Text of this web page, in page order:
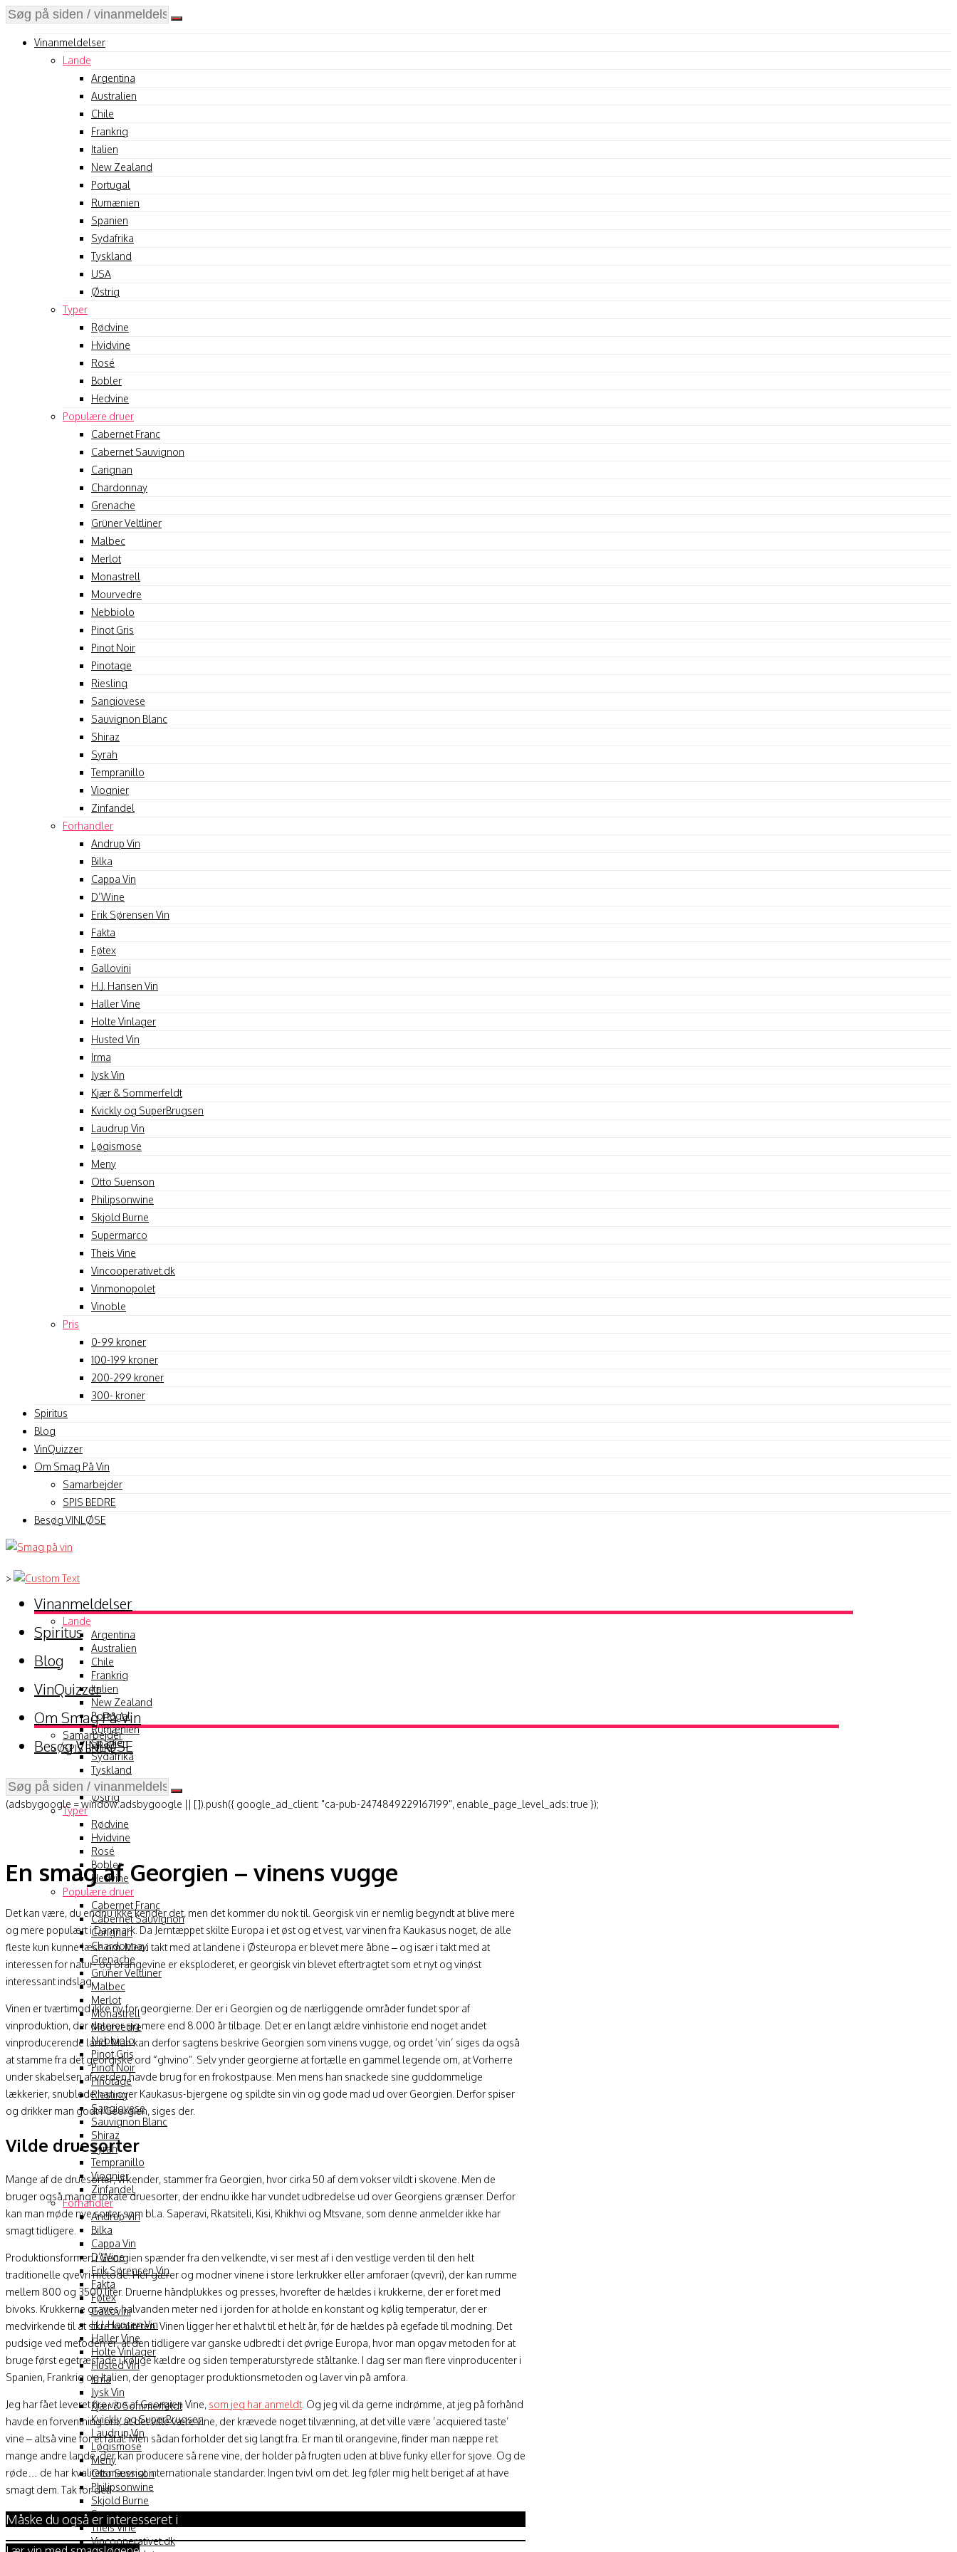
Vinanmeldelser
Lande
Argentina
Australien
Chile
Frankrig
Italien
New Zealand
Portugal
Rumænien
Spanien
Sydafrika
Tyskland
USA
Østrig
Typer
Rødvine
Hvidvine
Rosé
Bobler
Hedvine
Populære druer
Cabernet Franc
Cabernet Sauvignon
Carignan
Chardonnay
Grenache
Grüner Veltliner
Malbec
Merlot
Monastrell
Mourvedre
Nebbiolo
Pinot Gris
Pinot Noir
Pinotage
Riesling
Sangiovese
Sauvignon Blanc
Shiraz
Syrah
Tempranillo
Viognier
Zinfandel
Forhandler
Andrup Vin
Bilka
Cappa Vin
D’Wine
Erik Sørensen Vin
Fakta
Føtex
Gallovini
H.J. Hansen Vin
Haller Vine
Holte Vinlager
Husted Vin
Irma
Jysk Vin
Kjær & Sommerfeldt
Kvickly og SuperBrugsen
Laudrup Vin
Løgismose
Meny
Otto Suenson
Philipsonwine
Skjold Burne
Supermarco
Theis Vine
Vincooperativet.dk
Vinmonopolet
Vinoble
Pris
0-99 kroner
100-199 kroner
200-299 kroner
300- kroner
Spiritus
Blog
VinQuizzer
Om Smag På Vin
Samarbejder
SPIS BEDRE
Besøg VINLØSE
>
Vinanmeldelser
Lande
Argentina
Australien
Chile
Frankrig
Italien
New Zealand
Portugal
Rumænien
Spanien
Sydafrika
Tyskland
USA
Østrig
Typer
Rødvine
Hvidvine
Rosé
Bobler
Hedvine
Populære druer
Cabernet Franc
Cabernet Sauvignon
Carignan
Chardonnay
Grenache
Grüner Veltliner
Malbec
Merlot
Monastrell
Mourvedre
Nebbiolo
Pinot Gris
Pinot Noir
Pinotage
Riesling
Sangiovese
Sauvignon Blanc
Shiraz
Syrah
Tempranillo
Viognier
Zinfandel
Forhandler
Andrup Vin
Bilka
Cappa Vin
D’Wine
Erik Sørensen Vin
Fakta
Føtex
Gallovini
H.J. Hansen Vin
Haller Vine
Holte Vinlager
Husted Vin
Irma
Jysk Vin
Kjær & Sommerfeldt
Kvickly og SuperBrugsen
Laudrup Vin
Løgismose
Meny
Otto Suenson
Philipsonwine
Skjold Burne
Supermarco
Theis Vine
Vincooperativet.dk
Spiritus
Blog
VinQuizzer
Om Smag På Vin
Samarbejder
SPIS BEDRE
Besøg VINLØSE
(adsbygoogle = window.adsbygoogle || []).push({ google_ad_client: "ca-pub-2474849229167199", enable_page_level_ads: true });
En smag af Georgien – vinens vugge
Det kan være, du endnu ikke kender det, men det kommer du nok til. Georgisk vin er nemlig begyndt at blive mere
og mere populært i Danmark. Da Jerntæppet skilte Europa i et øst og et vest, var vinen fra Kaukasus noget, de alle
fleste kun kunne læse om. Men i takt med at landene i Østeuropa er blevet mere åbne – og især i takt med at
interessen for natur- og orangevine er eksploderet, er georgisk vin blevet eftertragtet som et nyt og vinøst
interessant indslag.
Vinen er tværtimod ikke ny for georgierne. Der er i Georgien og de nærliggende områder fundet spor af
vinproduktion, der daterer sig mere end 8.000 år tilbage. Det er en langt ældre vinhistorie end noget andet
vinproducerende land. Man kan derfor sagtens beskrive Georgien som vinens vugge, og ordet ’vin’ siges da også
at stamme fra det georgiske ord “ghvino”. Selv ynder georgierne at fortælle en gammel legende om, at Vorherre
under skabelsen af verden havde brug for en frokostpause. Men mens han snackede sine guddommelige
lækkerier, snublede han over Kaukasus-bjergene og spildte sin vin og gode mad ud over Georgien. Derfor spiser
og drikker man godt i Georgien, siges der.
Vilde druesorter
Mange af de druesorter, vi kender, stammer fra Georgien, hvor cirka 50 af dem vokser vildt i skovene. Men de
bruger også mange lokale druesorter, der endnu ikke har vundet udbredelse ud over Georgiens grænser. Derfor
kan man møde nye sorter som bl.a. Saperavi, Rkatsiteli, Kisi, Khikhvi og Mtsvane, som denne anmelder ikke har
smagt tidligere.
Produktionsformen i Georgien spænder fra den velkendte, vi ser mest af i den vestlige verden til den helt
traditionelle qvevri metode. Her gærer og modner vinene i store lerkrukker eller amforaer (qvevri), der kan rumme
mellem 800 og 3500 liter. Druerne håndplukkes og presses, hvorefter de hældes i krukkerne, der er foret med
bivoks. Krukkerne graves halvanden meter ned i jorden for at holde en konstant og kølig temperatur, der er
medvirkende til at sikre kvaliteten. Vinen ligger her et halvt til et helt år, før de hældes på egefade til modning. Det
pudsige ved metoden er, at den tidligere var ganske udbredt i det øvrige Europa, hvor man opgav metoden for at
bruge først egetræsfade i kølige kældre og siden temperaturstyrede ståltanke. I dag ser man flere vinproducenter i
Spanien, Frankrig og Italien, der genoptager produktionsmetoden og laver vin på amfora.
Jeg har fået leveret fire vine af Georgien Vine, som jeg har anmeldt . Og jeg vil da gerne indrømme, at jeg på forhånd
havde en forventning om, at det ville være vine, der krævede noget tilvænning, at det ville være ’acquiered taste’
vine – altså vine for et fåtal. Men sådan forholder det sig langt fra. Er man til orangevine, finder man næppe ret
mange andre lande, der kan producere så rene vine, der holder på frugten uden at blive funky eller for sjove. Og de
røde… de har kvalitetsmæssigt internationale standarder. Ingen tvivl om det. Jeg føler mig helt beriget af at have
smagt dem. Tak for det!
Måske du også er interesseret i